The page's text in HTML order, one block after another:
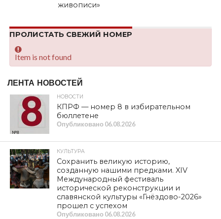
живописи»
ПРОЛИСТАТЬ СВЕЖИЙ НОМЕР
Item is not found
ЛЕНТА НОВОСТЕЙ
НОВОСТИ
КПРФ — номер 8 в избирательном
бюллетене
Опубликовано 06.08.2026
КУЛЬТУРА
Сохранить великую историю,
созданную нашими предками. XIV
Международный фестиваль
исторической реконструкции и
славянской культуры «Гнёздово-2026»
прошел с успехом
Опубликовано 06.08.2026